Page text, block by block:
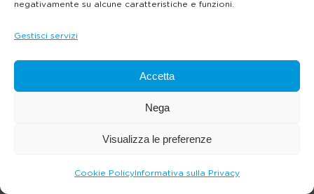
negativamente su alcune caratteristiche e funzioni.
Gestisci servizi
Accetta
Nega
Visualizza le preferenze
Cookie PolicyInformativa sulla Privacy